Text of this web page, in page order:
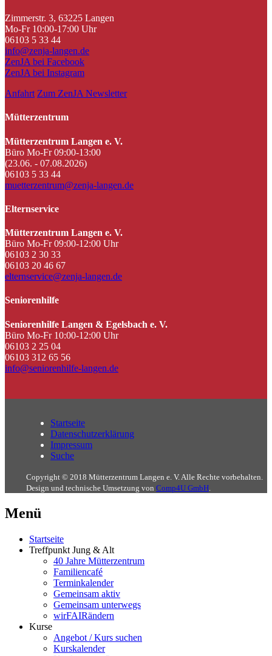
Zimmerstr. 3, 63225 Langen
Mo-Fr 10:00-17:00 Uhr
06103 5 33 44
info@zenja-langen.de
ZenJA bei Facebook
ZenJA bei Instagram
Anfahrt Zum ZenJA Newsletter
Mütterzentrum
Mütterzentrum Langen e. V.
Büro Mo-Fr 09:00-13:00
(23.06. - 07.08.2026)
06103 5 33 44
muetterzentrum@zenja-langen.de
Elternservice
Mütterzentrum Langen e. V.
Büro Mo-Fr 09:00-12:00 Uhr
06103 2 30 33
06103 20 46 67
elternservice@zenja-langen.de
Seniorenhilfe
Seniorenhilfe Langen & Egelsbach e. V.
Büro Mo-Fr 10:00-12:00 Uhr
06103 2 25 04
06103 312 65 56
info@seniorenhilfe-langen.de
Startseite
Datenschutzerklärung
Impressum
Suche
Copyright © 2018 Mütterzentrum Langen e. V. Alle Rechte vorbehalten.
Design und technische Umsetzung von Comp4U GmbH
Menü
Startseite
Treffpunkt Jung & Alt
40 Jahre Mütterzentrum
Familiencafé
Terminkalender
Gemeinsam aktiv
Gemeinsam unterwegs
wirFAIRändern
Kurse
Angebot / Kurs suchen
Kurskalender